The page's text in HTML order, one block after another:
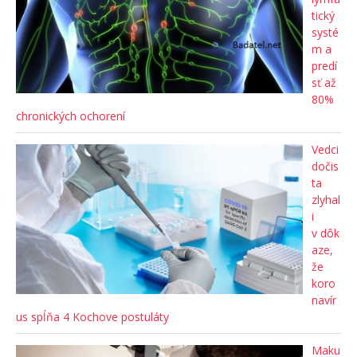
tický
systé
m a
predí
sť až
80%
chronických ochorení
Vedci
dočis
ta
zlyhal
i
v dôk
aze,
že
koro
navír
us spĺňa 4 Kochove postuláty
Maku